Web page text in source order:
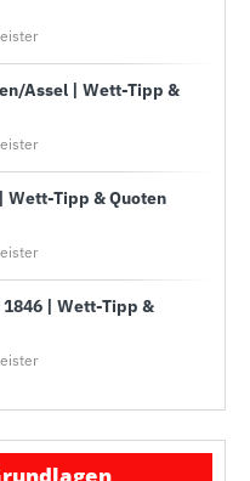
Assel | Wett-Tipp &
Wett-Tipp & Quoten
| Wett-Tipp &